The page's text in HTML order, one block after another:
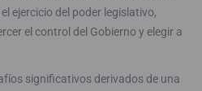
ejercicio del poder legislativo,
el control del Gobierno y elegir a
significativos derivados de una